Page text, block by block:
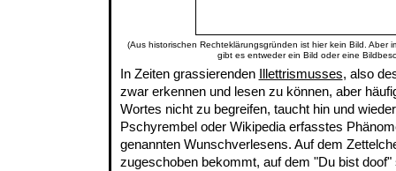
(Aus historischen Rechteklärungsgründen ist hier kein Bild. Aber
gibt es entweder ein Bild oder eine
In Zeiten grassierenden Illettrismusses, also
zwar erkennen und lesen zu können, aber
Wortes nicht zu begreifen, taucht hin und
Pschyrembel oder Wikipedia erfasstes
genannten Wunschverlesens. Auf dem
zugeschoben bekommt, auf dem "Du bist